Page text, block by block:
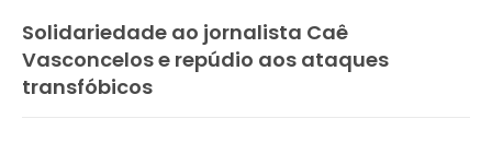
Solidariedade ao jornalista Caê
Vasconcelos e repúdio aos ataques
transfóbicos